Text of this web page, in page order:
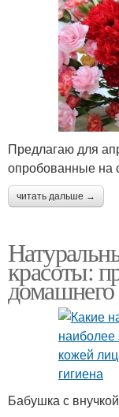
Предлагаю для
опробованные на
читать дальше →
красоты:
домашнего
Бабушка с